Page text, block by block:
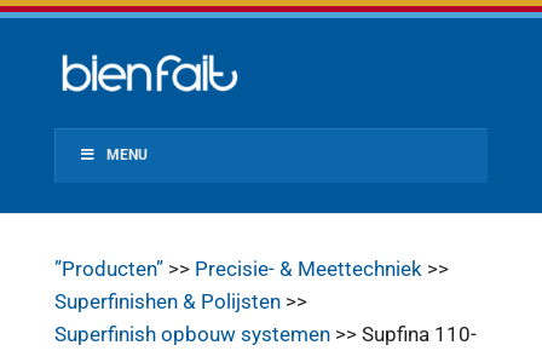
MENU
”Producten”>> Precisie- & Meettechniek>>
Superfinishen & Polijsten>>
Superfinish opbouw systemen>> Supfina 110-